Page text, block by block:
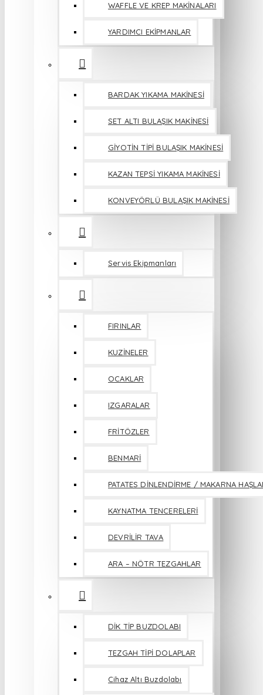
WAFFLE VE KREP MAKİNALARI
YARDIMCI EKİPMANLAR
BARDAK YIKAMA MAKİNESİ
SET ALTI BULAŞIK MAKİNESİ
GİYOTİN TİPİ BULAŞIK MAKİNESİ
KAZAN TEPSİ YIKAMA MAKİNESİ
KONVEYÖRLÜ BULAŞIK MAKİNESİ
Servis Ekipmanları
FIRINLAR
KUZİNELER
OCAKLAR
IZGARALAR
FRİTÖZLER
BENMARİ
PATATES DİNLENDİRME / MAKARNA
KAYNATMA TENCERELERİ
DEVRİLİR TAVA
ARA – NÖTR TEZGAHLAR
DİK TİP BUZDOLABI
TEZGAH TİPİ DOLAPLAR
Cihaz Altı Buzdolabı